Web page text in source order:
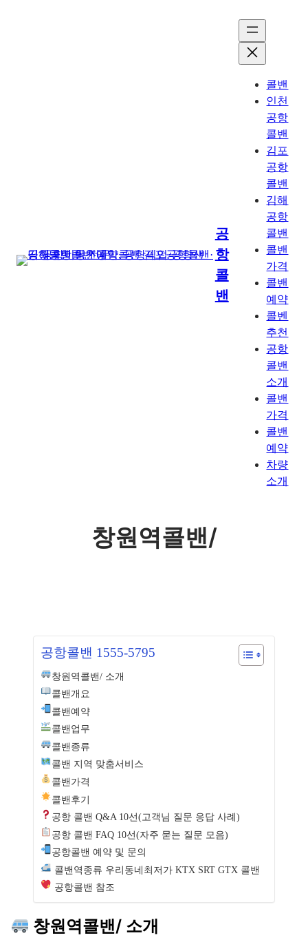
공
항
콜
밴
콜밴
인천
공항
콜밴
김포
공항
콜밴
김해
공항
콜밴
콜밴
가격
콜밴
예약
콜벤
추천
공항
콜밴
소개
콜밴
가격
콜밴
예약
차량
소개
창원역콜밴/
공항콜밴 1555-5795
창원역콜밴/ 소개
콜밴개요
콜밴예약
콜밴업무
콜밴종류
콜밴 지역 맞춤서비스
콜밴가격
콜밴후기
공항 콜밴 Q&A 10선(고객님 질문 응답 사례)
공항 콜밴 FAQ 10선(자주 묻는 질문 모음)
공항콜밴 예약 및 문의
콜밴역종류 우리동네최저가 KTX SRT GTX 콜밴
공항콜밴 참조
창원역콜밴/ 소개